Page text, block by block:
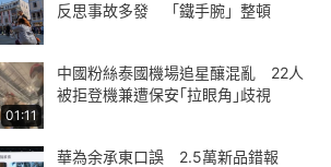
反思事故多發 「鐵手腕」整頓
01:11
中國粉絲泰國機場追星釀混亂 22人
被拒登機兼遭保安｢拉眼角｣歧視
華為余承東口誤 2.5萬新品錯報